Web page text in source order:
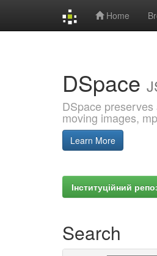
Home
DSpace
DSpace
moving images,
Learn More
Інституційний
Search